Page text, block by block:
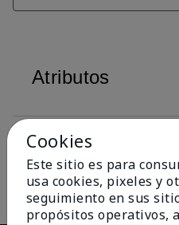
Atributos
Descripción
Cookies
Este sitio es para
usa cookies, pixeles y
seguimiento en sus
propósitos operativos,